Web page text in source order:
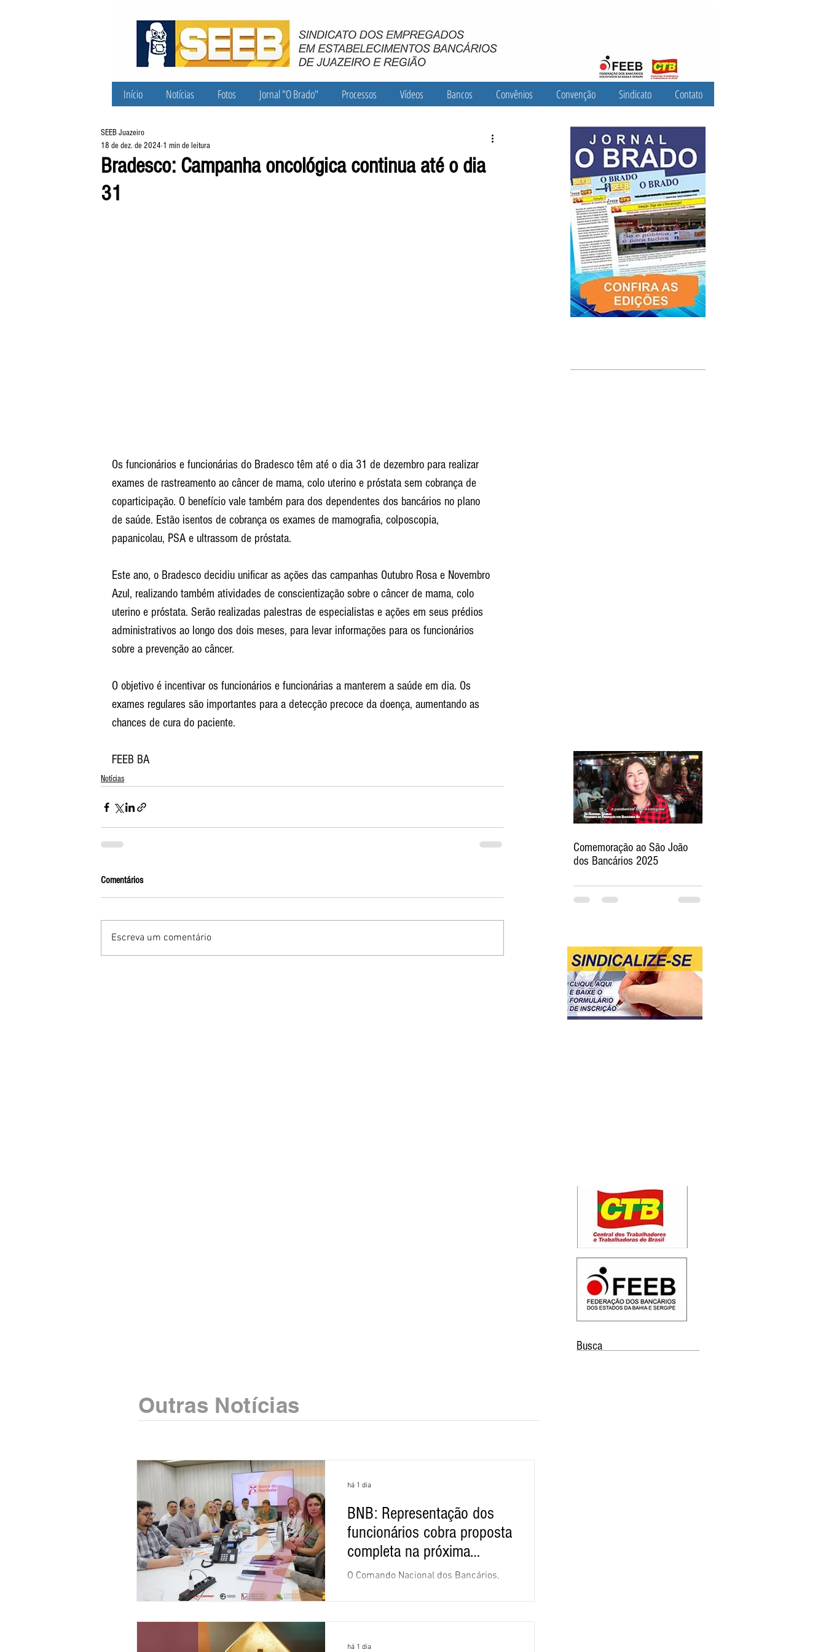
Início Notícias Fotos Jornal "O Brado" Processos Vídeos Bancos Convênios Convenção Sindicato Contato
Bradesco: Campanha oncológica continua até o dia
31
SEEB Juazeiro
18 de dez. de 2024 1 min de leitura
Os funcionários e funcionárias do Bradesco têm até o dia 31 de dezembro para realizar
exames de rastreamento ao câncer de mama, colo uterino e próstata sem cobrança de
coparticipação. O benefício vale também para dos dependentes dos bancários no plano
de saúde. Estão isentos de cobrança os exames de mamografia, colposcopia,
papanicolau, PSA e ultrassom de próstata.
Este ano, o Bradesco decidiu unificar as ações das campanhas Outubro Rosa e Novembro
Azul, realizando também atividades de conscientização sobre o câncer de mama, colo
uterino e próstata. Serão realizadas palestras de especialistas e ações em seus prédios
administrativos ao longo dos dois meses, para levar informações para os funcionários
sobre a prevenção ao câncer.
O objetivo é incentivar os funcionários e funcionárias a manterem a saúde em dia. Os
exames regulares são importantes para a detecção precoce da doença, aumentando as
chances de cura do paciente.
FEEB BA
Notícias
Comentários
Escreva um comentário
Comemoração ao São João
dos Bancários 2025
Busca
Outras Notícias
BNB: Representação dos
funcionários cobra proposta
completa na próxima
negociação
O Comando Nacional dos Bancários,
dos Funcionários do Banco do
Nordeste do Brasil (CNFBNB), concluiu
há 1 dia
há 1 dia